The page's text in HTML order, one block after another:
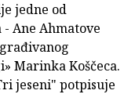
jedne od
Ane Ahmatove
Marinka Koščeca.
jeseni" potpisuje